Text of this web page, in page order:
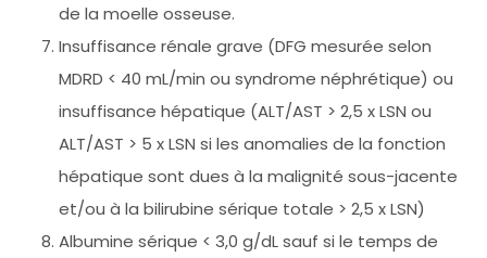
de la moelle osseuse.
Insuffisance rénale grave (DFG mesurée selon
MDRD < 40 mL/min ou syndrome néphrétique) ou
insuffisance hépatique (ALT/AST > 2,5 x LSN ou
ALT/AST > 5 x LSN si les anomalies de la fonction
hépatique sont dues à la malignité sous-jacente
et/ou à la bilirubine sérique totale > 2,5 x LSN)
Albumine sérique < 3,0 g/dL sauf si le temps de